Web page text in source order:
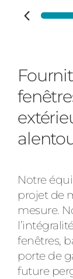
Adresse des
Code Postal
Ville des
Notre
projet de
mesure.
fenêtres,
porte de
future